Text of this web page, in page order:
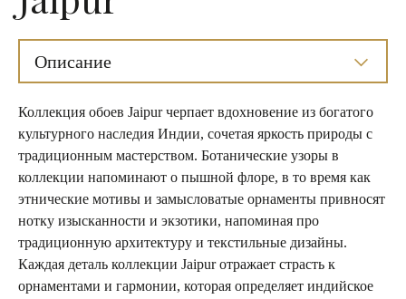
Описание
Коллекция обоев Jaipur черпает вдохновение из богатого
культурного наследия Индии, сочетая яркость природы с
традиционным мастерством. Ботанические узоры в
коллекции напоминают о пышной флоре, в то время как
этнические мотивы и замысловатые орнаменты привносят
нотку изысканности и экзотики, напоминая про
традиционную архитектуру и текстильные дизайны.
Каждая деталь коллекции Jaipur отражает страсть к
орнаментами и гармонии, которая определяет индийское